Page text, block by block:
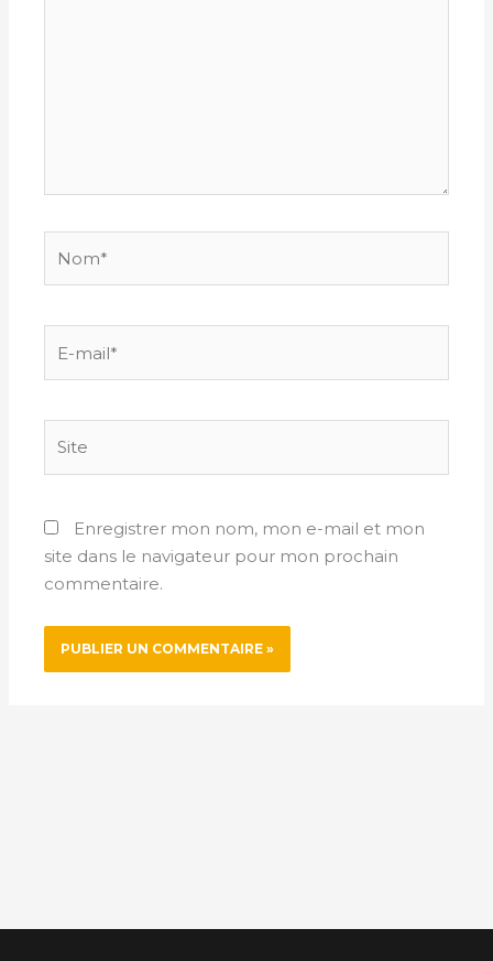
mail*
Enregistrer mon nom, mon e-mail et mon
site dans le navigateur pour mon prochain
commentaire.